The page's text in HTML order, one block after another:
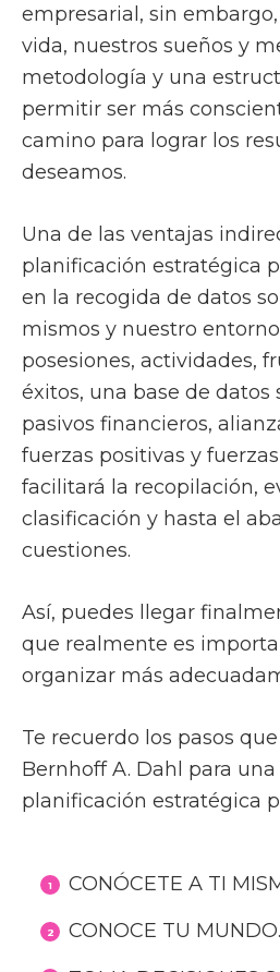
empresarial, sin
vida, nuestros sueños y
metodología y una
permitir ser más
camino para lograr los
deseamos.
Una de las ventajas
planificación estratégica
en la recogida de datos
mismos y nuestro
posesiones, actividades,
éxitos, una base de datos
pasivos financieros,
fuerzas positivas y
facilitará la recopilación,
clasificación y hasta el
cuestiones.
Así, puedes llegar
que realmente es
organizar más
Te recuerdo los pasos
Bernhoff A. Dahl para
planificación estratégica
CONÓCETE A TI
CONOCE TU MUNDO.